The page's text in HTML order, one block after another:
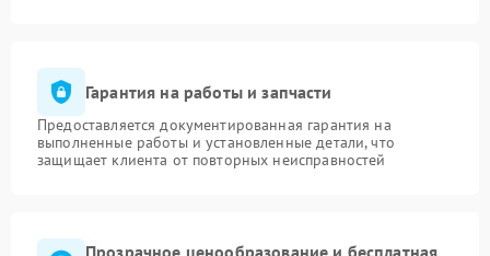
Гарантия на работы и запчасти
Предоставляется документированная гарантия на
выполненные работы и установленные детали, что
защищает клиента от повторных неисправностей
Прозрачное ценообразование и бесплатная